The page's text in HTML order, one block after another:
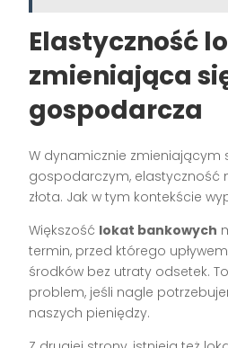
Elastyczność
zmieniająca
gospodarcza
W dynamicznie zmieniającym
gospodarczym, elastyczność
złota. Jak w tym kontekście
Większość lokat bankowych
termin, przed którego
środków bez utraty odsetek.
problem, jeśli nagle
naszych pieniędzy.